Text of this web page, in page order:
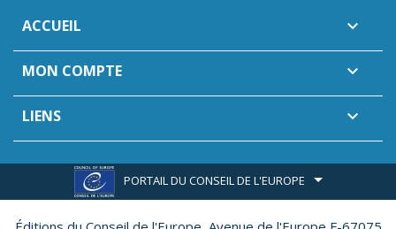
ACCUEIL 
MON COMPTE 
LIENS 
PORTAIL DU CONSEIL DE L'EUROPE